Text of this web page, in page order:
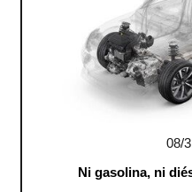
08/
Ni gasolina, ni